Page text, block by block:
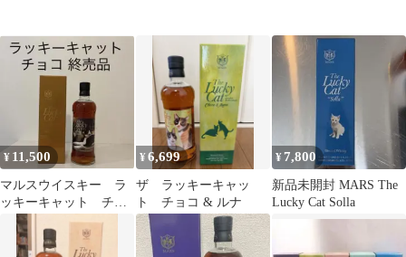
¥ 11,500
マルスウイスキー ラ
ッキーキャット チョ
コ 終売品 ウイスキ
ー 駒ヶ岳 津貫
¥6,699
ザ ラッキーキャッ
ト チョコ & ルナ
¥ 7,800
新品未開封 MARS The
Lucky Cat Solla